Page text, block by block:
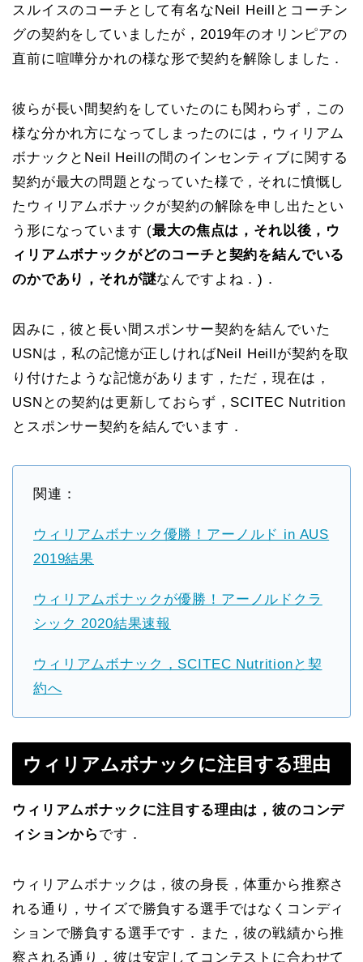
スルイスのコーチとして有名なNeil Heillとコーチン
グの契約をしていましたが，2019年のオリンピアの
直前に喧嘩分かれの様な形で契約を解除しました．
彼らが長い間契約をしていたのにも関わらず，この
様な分かれ方になってしまったのには，ウィリアム
ボナックとNeil Heillの間のインセンティブに関する
契約が最大の問題となっていた様で，それに憤慨し
たウィリアムボナックが契約の解除を申し出たとい
う形になっています (最大の焦点は，それ以後，ウ
ィリアムボナックがどのコーチと契約を結んでいる
のかであり，それが謎なんですよね．)．
因みに，彼と長い間スポンサー契約を結んでいた
USNは，私の記憶が正しければNeil Heillが契約を取
り付けたような記憶があります，ただ，現在は，
USNとの契約は更新しておらず，SCITEC Nutrition
とスポンサー契約を結んでいます．
関連：
ウィリアムボナック優勝！アーノルド in AUS
2019結果
ウィリアムボナックが優勝！アーノルドクラ
シック 2020結果速報
ウィリアムボナック，SCITEC Nutritionと契
約へ
ウィリアムボナックに注目する理由
ウィリアムボナックに注目する理由は，彼のコンデ
ィションから です．
ウィリアムボナックは，彼の身長，体重から推察さ
れる通り，サイズで勝負する選手ではなくコンディ
ションで勝負する選手です．また，彼の戦績から推
察される通り，彼は安定してコンテストに合わせて